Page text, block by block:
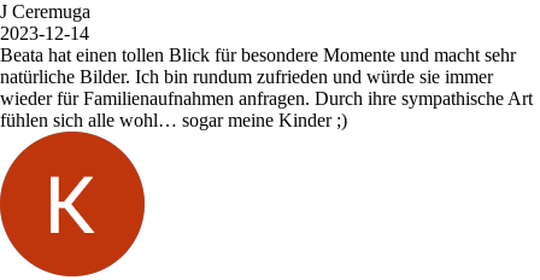
J Ceremuga
2023-12-14
Beata hat einen tollen Blick für besondere Momente und macht sehr
natürliche Bilder. Ich bin rundum zufrieden und würde sie immer
wieder für Familienaufnahmen anfragen. Durch ihre sympathische Art
fühlen sich alle wohl… sogar meine Kinder ;)